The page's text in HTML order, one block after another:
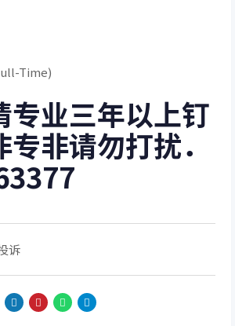
Time)
专业三年以上钉
非请勿打扰．
诉